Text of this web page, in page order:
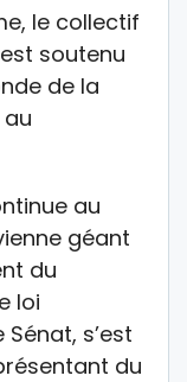
le collectif
soutenu
de la
au
géant
du
loi
s’est
du